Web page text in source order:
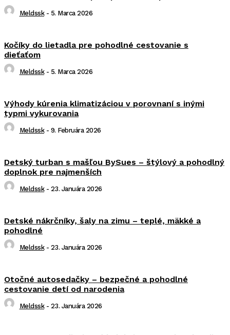
Meldssk - 5. Marca 2026
Kočíky do lietadla pre pohodlné cestovanie s
dieťaťom
Meldssk - 5. Marca 2026
Výhody kúrenia klimatizáciou v porovnaní s inými
typmi vykurovania
Meldssk - 9. Februára 2026
Detský turban s mašľou BySues – štýlový a pohodlný
doplnok pre najmenších
Meldssk - 23. Januára 2026
Detské nákrčníky, šaly na zimu – teplé, mäkké a
pohodlné
Meldssk - 23. Januára 2026
Otočné autosedačky – bezpečné a pohodlné
cestovanie detí od narodenia
Meldssk - 23. Januára 2026